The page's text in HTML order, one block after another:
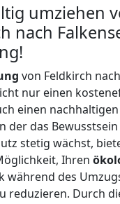
umziehen
nach
von Feldkirch
nur einen
einen
der das
stetig wächst,
Ihren
während des
reduzieren. Durch